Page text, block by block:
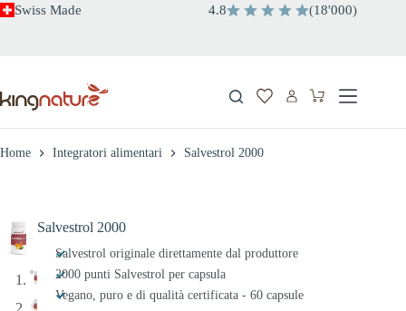
SaltaSwiss Made 4.8 (18'000)
Carrello
Home Integratori alimentari Salvestrol 2000
Salvestrol 2000
Salvestrol originale direttamente dal produttore
2000 punti Salvestrol per capsula
Vegano, puro e di qualità certificata - 60 capsule